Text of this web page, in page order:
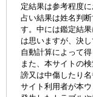
定結果は参考程度に
占い結果は姓名判
す。中には鑑定結
は思いますが、決
自動計算によって得
また、本サイトの
謗又は中傷したり
サイト利用者が本